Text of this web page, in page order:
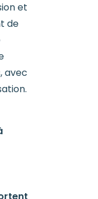
et
de
avec